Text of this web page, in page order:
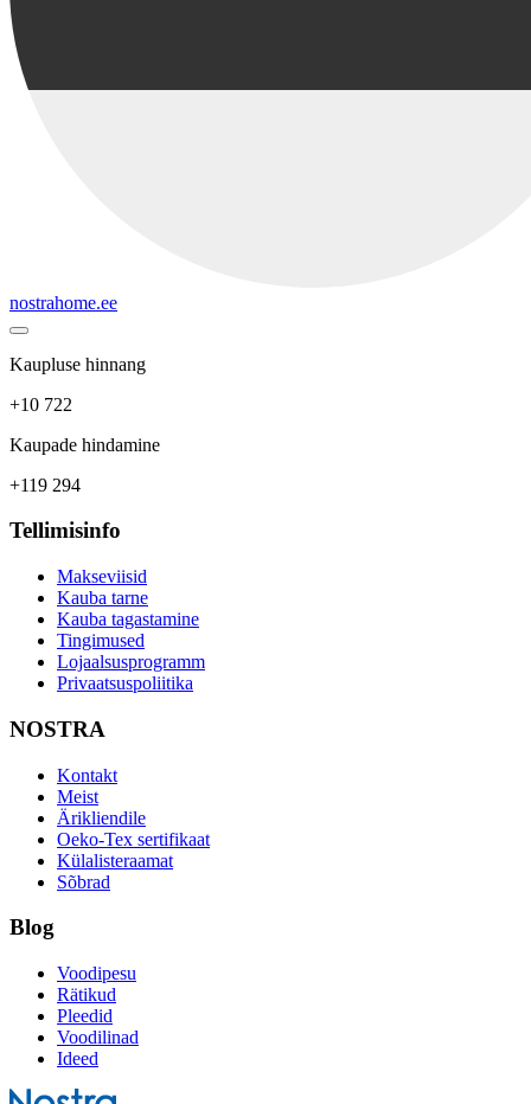
nostrahome.ee
Kaupluse hinnang
+10 722
Kaupade hindamine
+119 294
Tellimisinfo
Makseviisid
Kauba tarne
Kauba tagastamine
Tingimused
Lojaalsusprogramm
Privaatsuspoliitika
NOSTRA
Kontakt
Meist
Ärikliendile
Oeko-Tex sertifikaat
Külalisteraamat
Sõbrad
Blog
Voodipesu
Rätikud
Pleedid
Voodilinad
Ideed